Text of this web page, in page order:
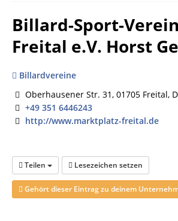
Billard-Sport-
Freital e.V. Horst
Billardvereine
Oberhausener Str. 31, 01705 Freital,
+49 351 6446243
http://www.marktplatz-freital.de
Teilen Lesezeichen setzen
Gehört dieser Eintrag zu deinem